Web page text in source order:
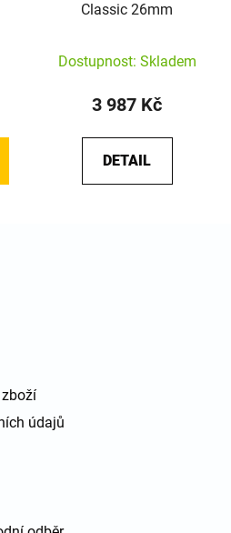
Classic 26mm
Dostupnost: Skladem
3 987 Kč
DETAIL
údajů